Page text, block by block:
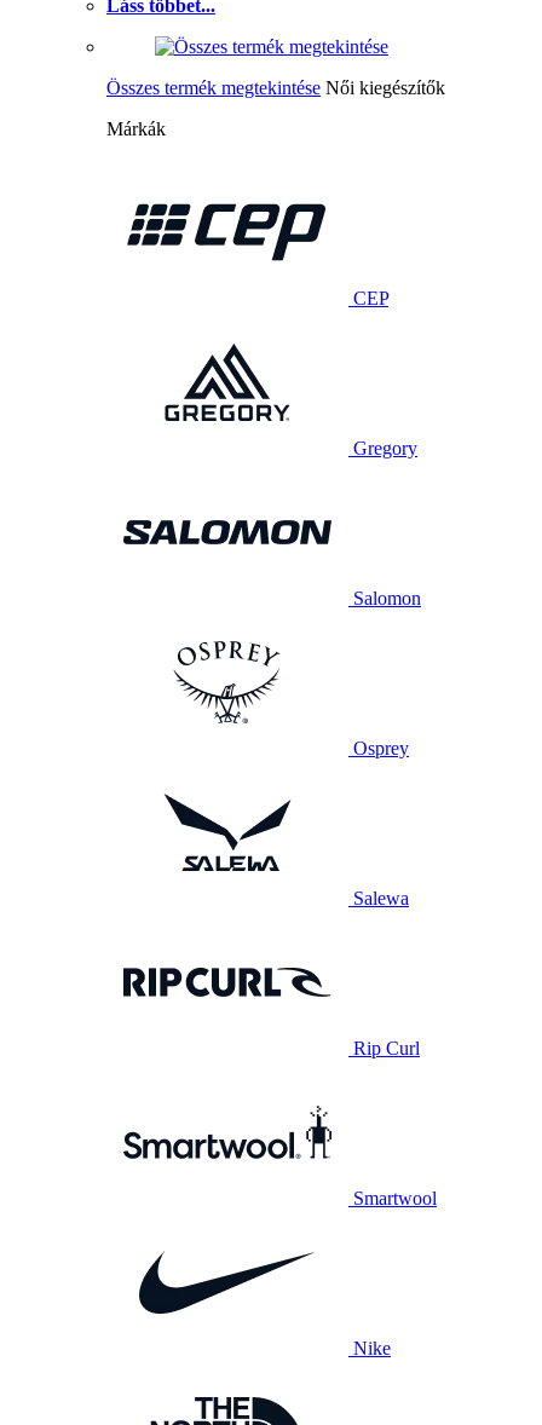
Láss többet...
Összes termék megtekintése Női kiegészítők
Márkák
CEP
Gregory
Salomon
Osprey
Salewa
Rip Curl
Smartwool
Nike